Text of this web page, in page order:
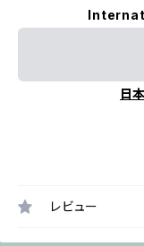
日
レビュー